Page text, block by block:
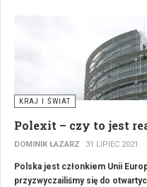
KRAJ I ŚWIAT
Polexit – czy to jest
DOMINIK ŁAZARZ 31 LIPIEC 2021
Polska jest członkiem Unii
przyzwyczailiśmy się do